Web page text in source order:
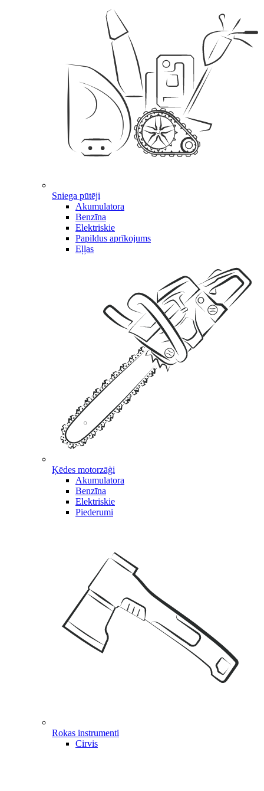
Sniega pūtēji
Akumulatora
Benzīna
Elektriskie
Papildus aprīkojums
Eļļas
Ķēdes motorzāģi
Akumulatora
Benzīna
Elektriskie
Piederumi
Rokas instrumenti
Cirvis